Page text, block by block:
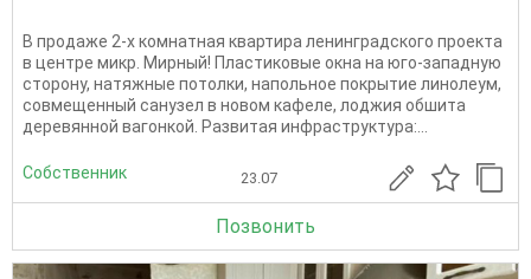
В продаже 2-х комнатная квартира ленинградского проекта
в центре микр. Мирный! Пластиковые окна на юго-западную
сторону, натяжные потолки, напольное покрытие линолеум,
совмещенный санузел в новом кафеле, лоджия обшита
деревянной вагонкой. Развитая инфраструктура:...
Собственник 23.07
Позвонить